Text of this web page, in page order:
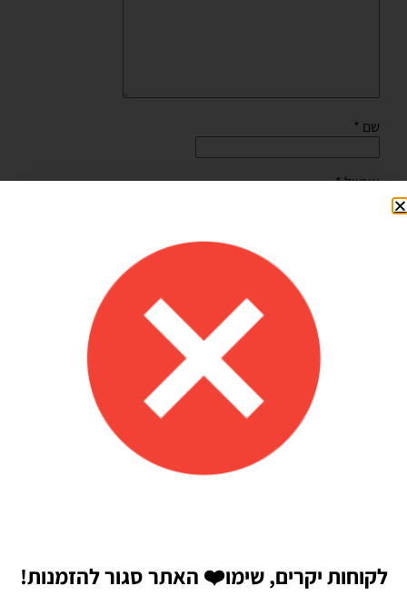
שם *
אימייל*
שמור בדפדפן זה את השם, האימייל והאתר שלי לפעם הבאה
Shilav Sayag
איכות מדהימה!
הזמנתי בלונים כדי לעצב קשת ליום הולדת של הבן שלי, המשלוח הגיע
מהר מהמצופה!! הכל באיכות מדהימה, בצבעים יפים בדיוק כמו שחשבתי
לקוחות יקרים, שימו❤️ האתר סגור להזמנות!